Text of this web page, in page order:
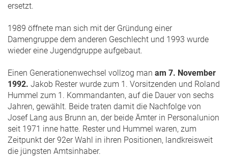
ersetzt.
1989 öffnete man sich mit der Gründung einer
Damengruppe dem anderen Geschlecht und 1993 wurde
wieder eine Jugendgruppe aufgebaut.
Einen Generationenwechsel vollzog man am 7. November
1992. Jakob Rester wurde zum 1. Vorsitzenden und Roland
Hummel zum 1. Kommandanten, auf die Dauer von sechs
Jahren, gewählt. Beide traten damit die Nachfolge von
Josef Lang aus Brunn an, der beide Ämter in Personalunion
seit 1971 inne hatte. Rester und Hummel waren, zum
Zeitpunkt der 92er Wahl in ihren Positionen, landkreisweit
die jüngsten Amtsinhaber.